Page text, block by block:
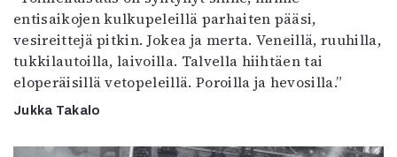
entisaikojen kulkupeleillä parhaiten pääsi,
vesireittejä pitkin. Jokea ja merta. Veneillä, ruuhilla,
tukkilautoilla, laivoilla. Talvella hiihtäen tai
eloperäisillä vetopeleillä. Poroilla ja hevosilla.”
Jukka Takalo